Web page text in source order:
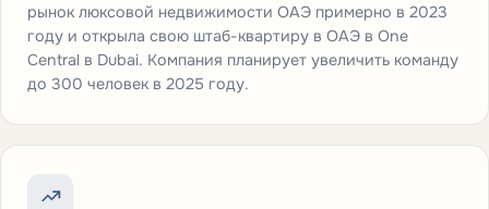
рынок люксовой недвижимости ОАЭ примерно в 2023
году и открыла свою штаб-квартиру в ОАЭ в One
Central в Dubai. Компания планирует увеличить команду
до 300 человек в 2025 году.